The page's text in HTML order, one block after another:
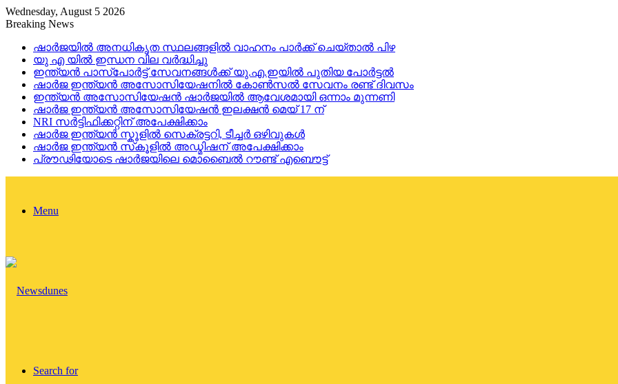
Wednesday, August 5 2026
Breaking News
ഷാർജയിൽ അനധികൃത സ്ഥലങ്ങളിൽ വാഹനം പാർക്ക് ചെയ്താൽ പിഴ
യു എ യിൽ ഇന്ധന വില വർദ്ധിച്ചു
ഇന്ത്യൻ പാസ്പോർട്ട് സേവനങ്ങൾക്ക് യു.എ.ഇയിൽ പുതിയ പോർട്ടൽ
ഷാർജ ഇന്ത്യൻ അസോസിയേഷനിൽ കോൺസൽ സേവനം രണ്ട് ദിവസം
ഇന്ത്യൻ അസോസിയേഷൻ ഷാർജയിൽ ആവേശമായി ഒന്നാം മുന്നണി
ഷാർജ ഇന്ത്യൻ അസോസിയേഷൻ ഇലക്ഷൻ മെയ് 17 ന്
NRI സർട്ടിഫിക്കറ്റിന്‌ അപേക്ഷിക്കാം
ഷാർജ ഇന്ത്യൻ സ്കൂളിൽ സെക്രട്ടറി, ടീച്ചർ ഒഴിവുകൾ
ഷാർജ ഇന്ത്യൻ സ്‌കൂളിൽ അഡ്മിഷന് അപേക്ഷിക്കാം
പ്രൗഢിയോടെ ഷാർജയിലെ മൊബൈൽ റൗണ്ട് എബൌട്ട്
Menu
Search for